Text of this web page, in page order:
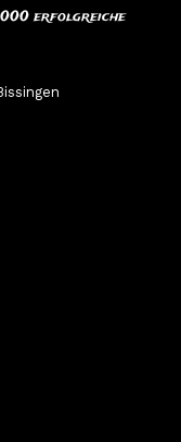
erfolgreiche